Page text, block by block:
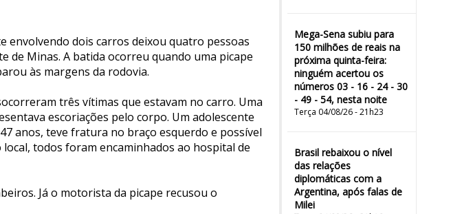
Mega-Sena subiu para
150 milhões de reais na
próxima quinta-feira:
ninguém acertou os
números 03 - 16 - 24 - 30
- 49 - 54, nesta noite
Terça 04/08/26 - 21h23
Brasil rebaixou o nível
das relações
diplomáticas com a
Argentina, após falas de
Milei
envolvendo dois carros deixou quatro pessoas
de Minas. A batida ocorreu quando uma picape
às margens da rodovia.
três vítimas que estavam no carro. Uma
escoriações pelo corpo. Um adolescente
anos, teve fratura no braço esquerdo e possível
todos foram encaminhados ao hospital de
Já o motorista da picape recusou o